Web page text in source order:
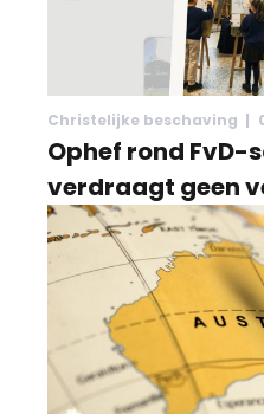
Christelijke beschaving |
Ophef rond FvD-
verdraagt geen